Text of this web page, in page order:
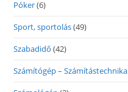
Póker(6)
Sport, sportolás(49)
Szabadidő (42)
Számítógép – Számítástechnika